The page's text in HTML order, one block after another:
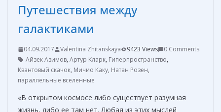
Путешествия между
галактиками
04.09.2017 Valentina Zhitanskaya 9423 Views
0 Comments
Айзек Азимов, Артур Кларк, Гиперпространство,
Квантовый скачок, Мичио Каку, Натан Розен,
параллельные вселенные
«В открытом космосе либо существует разумная
жизнь, либо ее там нет. Любая из этих мыслей